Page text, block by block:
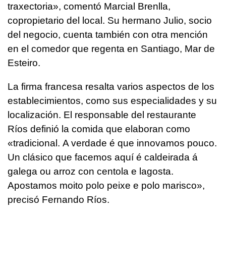
traxectoria», comentó Marcial Brenlla,
copropietario del local. Su hermano Julio, socio
del negocio, cuenta también con otra mención
en el comedor que regenta en Santiago, Mar de
Esteiro.
La firma francesa resalta varios aspectos de los
establecimientos, como sus especialidades y su
localización. El responsable del restaurante
Ríos definió la comida que elaboran como
«tradicional. A verdade é que innovamos pouco.
Un clásico que facemos aquí é caldeirada á
galega ou arroz con centola e lagosta.
Apostamos moito polo peixe e polo marisco»,
precisó Fernando Ríos.